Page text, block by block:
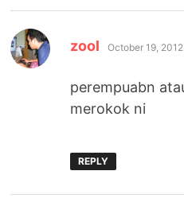
zool says:
October 19,
perempuabn
merokok ni
REPLY